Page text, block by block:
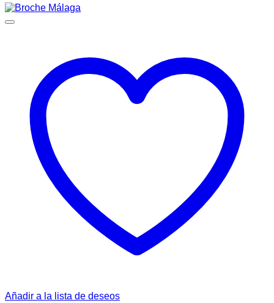
Añadir a la lista de deseos